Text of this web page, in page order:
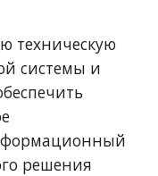
техническую
системы и
решения